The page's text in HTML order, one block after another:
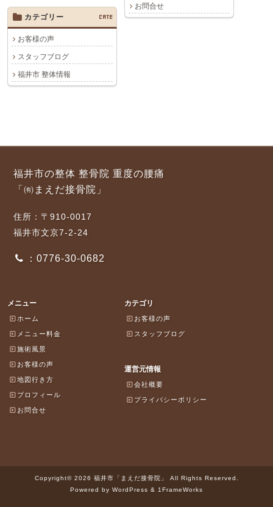
お問合せ
カテゴリー
CATE
お客様の声
スタッフブログ
福井市 整体情報
福井市の整体 整骨院 重度の腰痛
「㈲まえだ接骨院」
住所：〒910-0017
福井市文京7-2-24
：0776-30-0682
メニュー
ホーム
メニュー料金
施術風景
お客様の声
地図行き方
プロフィール
お問合せ
カテゴリ
お客様の声
スタッフブログ
運営元情報
会社概要
プライバシーポリシー
Copyright© 2026 福井市「まえだ接骨院」 All Rights Reserved.
Powered by WordPress & 1FrameWorks